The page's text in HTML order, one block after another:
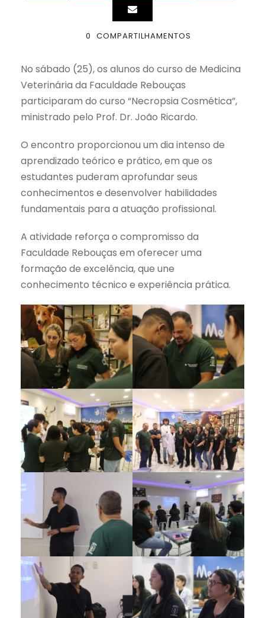
0 COMPARTILHAMENTOS
No sábado (25), os alunos do curso de Medicina
Veterinária da Faculdade Rebouças
participaram do curso “Necropsia Cosmética”,
ministrado pelo Prof. Dr. João Ricardo.
O encontro proporcionou um dia intenso de
aprendizado teórico e prático, em que os
estudantes puderam aprofundar seus
conhecimentos e desenvolver habilidades
fundamentais para a atuação profissional.
A atividade reforça o compromisso da
Faculdade Rebouças em oferecer uma
formação de excelência, que une
conhecimento técnico e experiência prática.